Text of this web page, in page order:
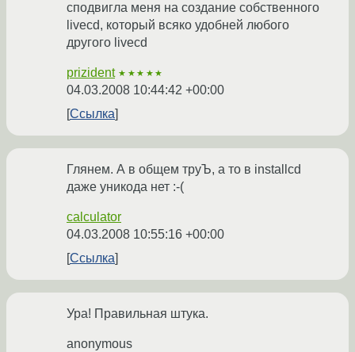
сподвигла меня на создание собственного
livecd, который всяко удобней любого
другого livecd
prizident ★★★★★
04.03.2008 10:44:42 +00:00
Ссылка
Глянем. А в общем труЪ, а то в installcd
даже уникода нет :-(
calculator
04.03.2008 10:55:16 +00:00
Ссылка
Ура! Правильная штука.
anonymous